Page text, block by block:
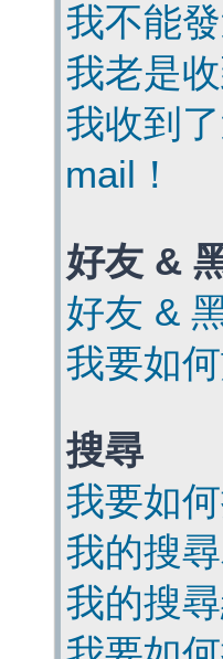
我不能
我老是
我收到
mail！
好友 &
好友 &
我要如
搜尋
我要如
我的搜
我的搜